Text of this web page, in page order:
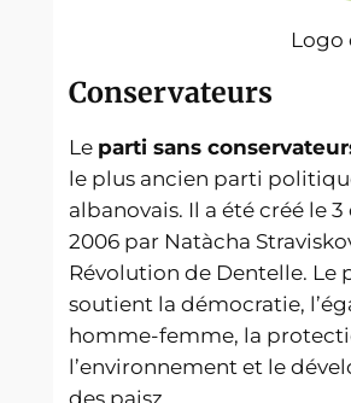
Logo
Conservateurs
Le parti sans
le plus ancien parti
albanovais. Il a été créé le
2006 par Natàcha
Révolution de Dentelle. Le
soutient la démocratie,
homme-femme, la
l’environnement et le
des paisz.